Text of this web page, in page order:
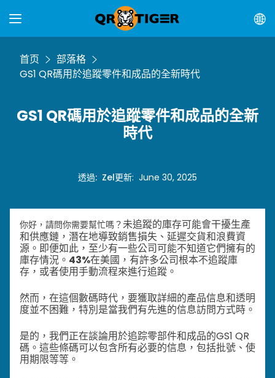
首页
部落格
GS1 QR碼用於追蹤零件和成品的全新時代
GS1 QR碼用於追蹤零件和成品的全新
時代
透過: Zel更新: June 30, 2025
你好，請問你需要幫忙嗎？未追蹤的庫存可能會干擾生產
和供應鏈，潛在地導致銷售損失、延遲交貨和浪費資
源。即便如此，至少有一些公司可能不知道它們擁有的
庫存情況。 43%在美國，有許多公司根本不追蹤庫
存，或者使用手動流程來進行追蹤。
然而，在這個數碼時代，要獲取詳細的產品信息和透明
度並不困難，特別是當我們有先進的信息訪問方式時。
是的，我們正在談論用於追踪零部件和成品的GS1 QR
碼。 這些條碼可以包含所有必要的信息，包括批號、使
用期限等等。